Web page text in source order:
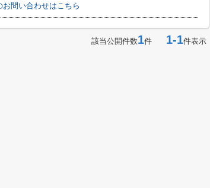
問い合わせはこちら
該当公開件数1件 1-1件表示